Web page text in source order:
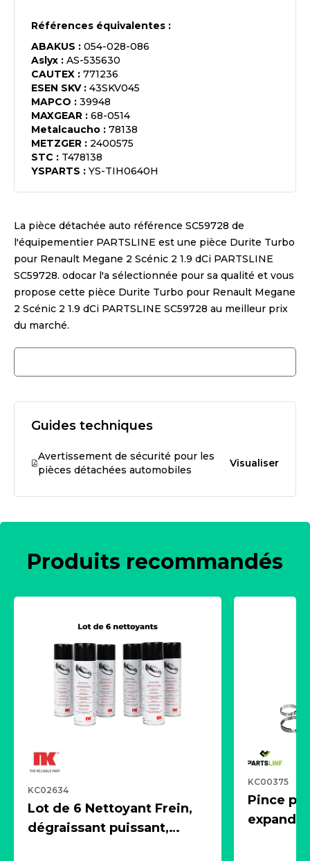
Références équivalentes :
ABAKUS : 054-028-086
Aslyx : AS-535630
CAUTEX : 771236
ESEN SKV: 43SKV045
MAPCO : 39948
MAXGEAR : 68-0514
Metalcaucho : 78138
METZGER : 2400575
STC : T478138
YSPARTS : YS-TIH0640H
La pièce détachée auto référence SC59728 de
l'équipementier PARTSLINE est une pièce Durite Turbo
pour Renault Megane 2 Scénic 2 1.9 dCi PARTSLINE
SC59728. odocar l'a sélectionnée pour sa qualité et vous
propose cette pièce Durite Turbo pour Renault Megane
2 Scénic 2 1.9 dCi PARTSLINE SC59728 au meilleur prix
du marché.
Guides techniques
Avertissement de sécurité pour les
pièces détachées automobiles
Visualiser
Produits recommandés
KC02634
Lot de 6 Nettoyant Frein,
dégraissant puissant,
KC00375
Pince